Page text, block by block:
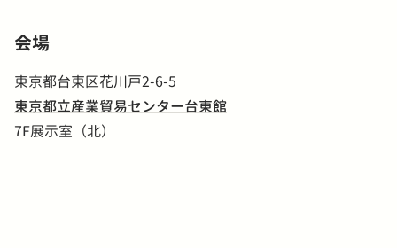
会場
東京都台東区花川戸2-6-5
東京都立産業貿易センター台東館
7F展示室（北）